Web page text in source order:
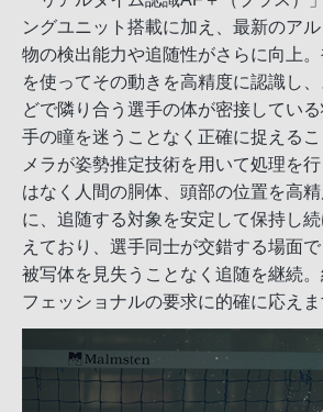
ングユニット搭載に加え、最新のア
物の検出能力や追随性がさらに向上
を使ってその動きを高精度に認識し
どで隣り合う選手の体が密接してい
手の瞳を迷うことなく正確に捉える
メラが姿勢推定技術を用いて処理を
はなく人間の胴体、頭部の位置を高
に、追随する対象を安定して保持し
えており、選手同士が交錯する場面
被写体を見失うことなく追随を継続
フェッショナルの要求に的確に応えま